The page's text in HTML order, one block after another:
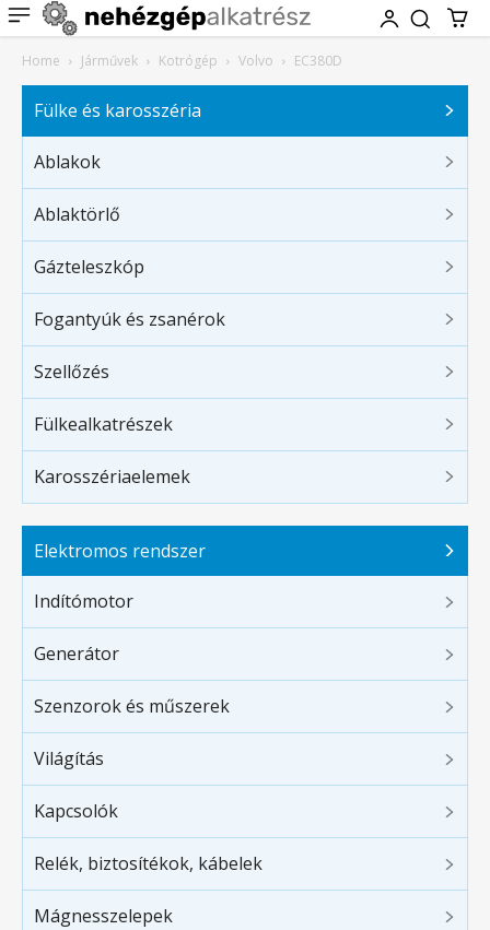
Home Járművek Kotrógép Volvo EC380D
Fülke és karosszéria
Ablakok
Ablaktörlő
Gázteleszkóp
Fogantyúk és zsanérok
Szellőzés
Fülkealkatrészek
Karosszériaelemek
Elektromos rendszer
Indítómotor
Generátor
Szenzorok és műszerek
Világítás
Kapcsolók
Relék, biztosítékok, kábelek
Mágnesszelepek